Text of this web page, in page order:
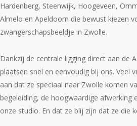
Hardenberg, Steenwijk, Hoogeveen,
Almelo en Apeldoorn die bewust kiezen
zwangerschapsbeeldje in Zwolle.
Dankzij de centrale ligging direct aan de
plaatsen snel en eenvoudig bij ons. Veel
aan dat ze speciaal naar Zwolle komen
begeleiding, de hoogwaardige afwerking
onze studio. En dat ze blij zijn dat ze die